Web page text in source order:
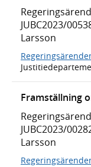
JUBC2023/
Larsson
Framställning
JUBC2023/
Larsson